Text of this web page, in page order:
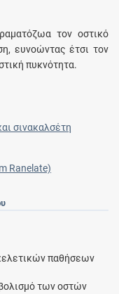
τον οστικό
ευνοώντας έτσι τον
πυκνότητα.
σινακαλσέτη
Ranelate)
παθήσεων
των οστών